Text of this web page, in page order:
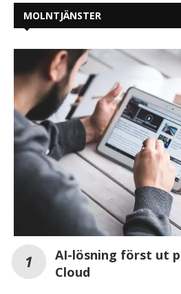
MOLNTJÄNSTER
AI-lösning först ut
Cloud